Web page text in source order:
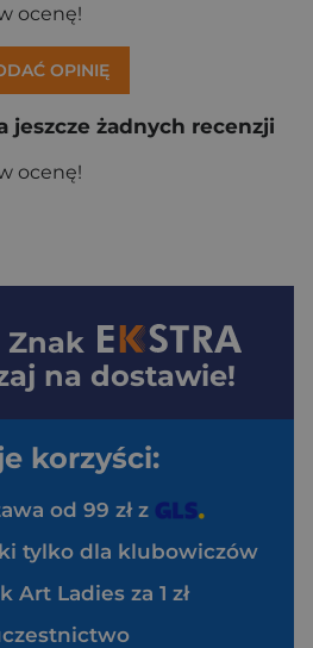
ocenę!
OPINIĘ
jeszcze żadnych recenzji
ocenę!
Znak
na dostawie!
korzyści:
od 99 zł z
tylko dla klubowiczów
Art Ladies za 1 zł